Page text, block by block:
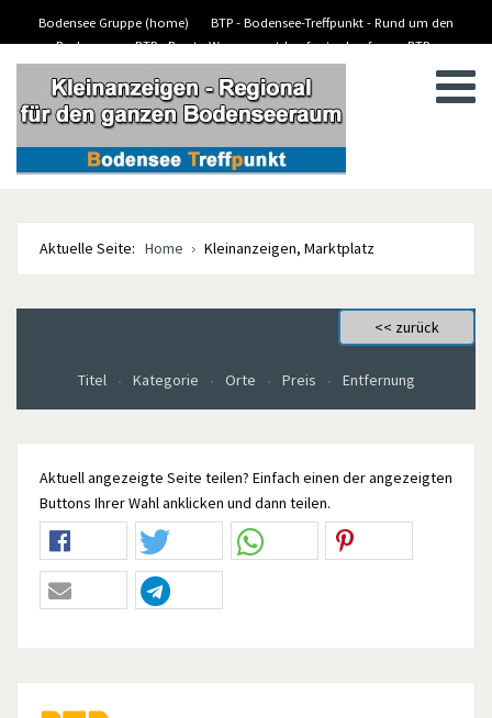
Bodensee Gruppe (home)
BTP - Bodensee-Treffpunkt - Rund um den
Bodensee
BTP - Boote-Wassersport-kaufen/verkaufen
BTP -
BTP - Kleinanzeigen
Aktuelle Seite: Home Kleinanzeigen, Marktplatz
Titel Kategorie Orte Preis Entfernung
Aktuell angezeigte Seite teilen? Einfach einen der angezeigten
Buttons Ihrer Wahl anklicken und dann teilen.